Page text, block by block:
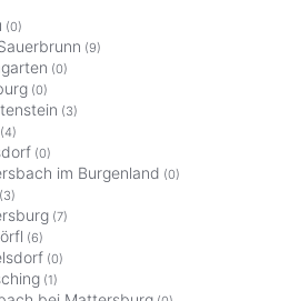
(0)
(9)
(0)
(0)
(3)
(4)
(0)
im Burgenland (0)
(3)
(7)
(6)
(0)
(1)